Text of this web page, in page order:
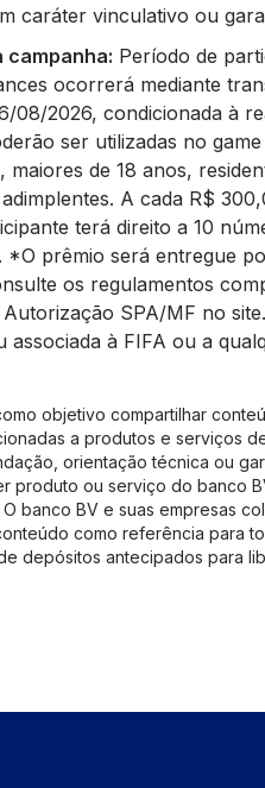
caráter vinculativo ou
campanha: Período de
ocorrerá mediante
08/2026, condicionada à
ser utilizadas no
maiores de 18 anos,
A cada R$
terá direito a 10
*O prêmio será entregue
os regulamentos
SPA/MF no
associada à FIFA ou a
objetivo compartilhar
a produtos e serviços
orientação técnica ou
produto ou serviço do banco
O banco BV e suas empresas
como referência para
depósitos antecipados para